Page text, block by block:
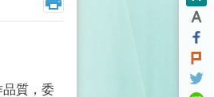
品質，委